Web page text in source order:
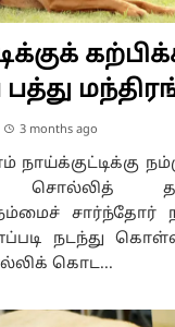
3 months ago
சொல்லித்
சார்ந்தோர்
நடந்து
கொட...